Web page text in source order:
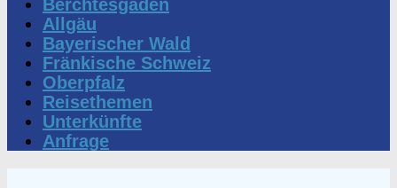
Berchtesgaden
Allgäu
Bayerischer Wald
Fränkische Schweiz
Oberpfalz
Reisethemen
Unterkünfte
Anfrage